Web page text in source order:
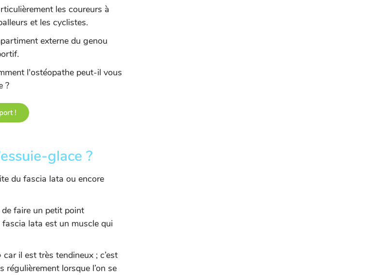
les coureurs à
et les cyclistes.
externe du genou
l'ostéopathe peut-il vous
?
!
glace ?
du fascia lata ou encore
faire un petit point
fascia lata est un muscle qui
il est très tendineux ; c’est
lorsque l’on se